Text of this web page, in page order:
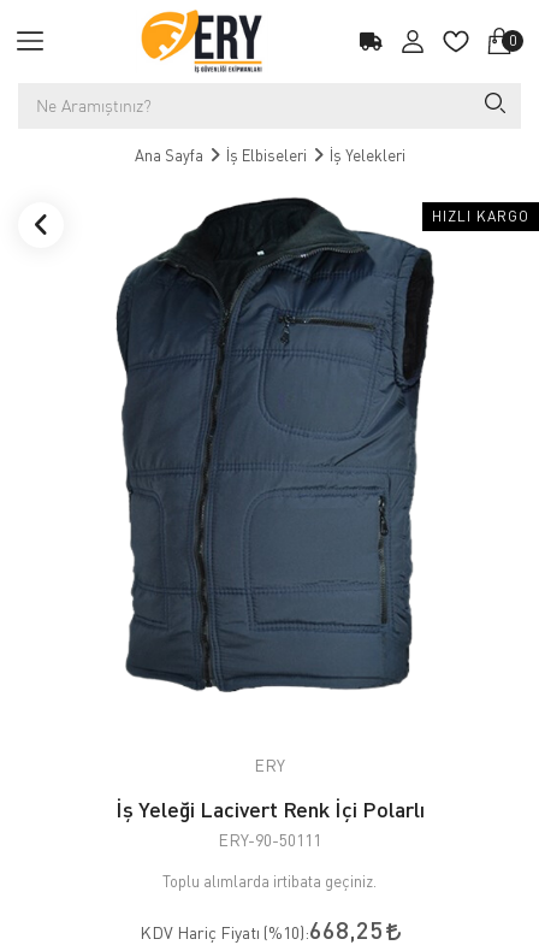
0
Ana Sayfa İş Elbiseleri İş Yelekleri
HIZLI KARGO
ERY
İş Yeleği Lacivert Renk İçi Polarlı
ERY-90-50111
Toplu alımlarda irtibata geçiniz.
KDV Hariç Fiyatı (%10):668,25